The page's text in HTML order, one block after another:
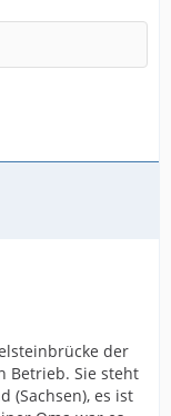
der
Betrieb. Sie steht
(Sachsen), es ist